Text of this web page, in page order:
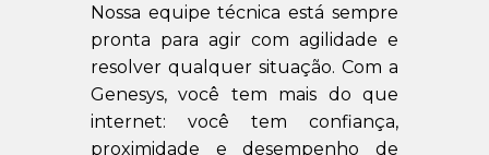
Nossa equipe técnica está sempre
pronta para agir com agilidade e
resolver qualquer situação. Com a
Genesys, você tem mais do que
internet: você tem confiança,
proximidade e desempenho de